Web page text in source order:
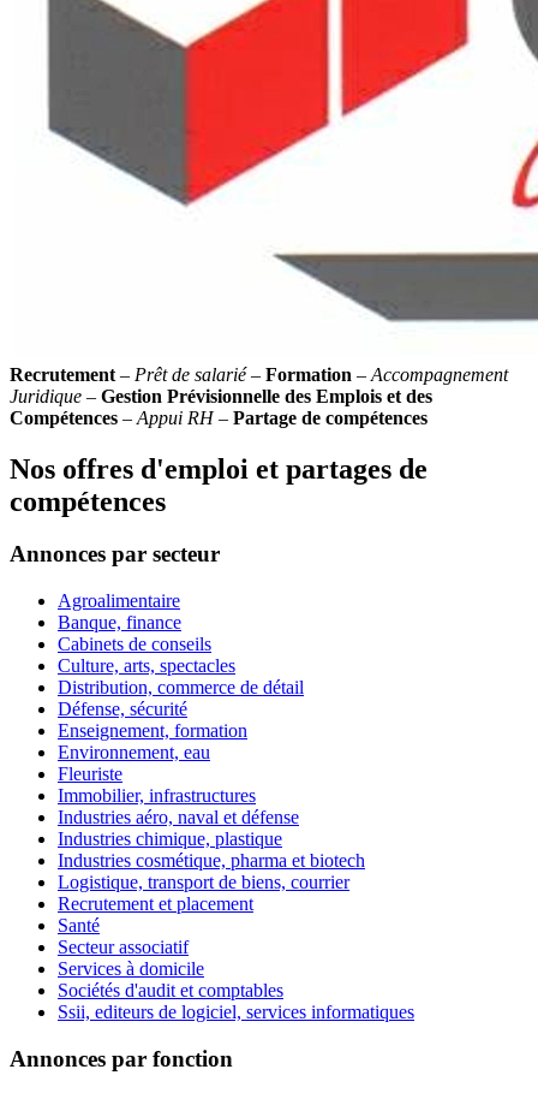
Recrutement – Prêt de salarié– Formation – Accompagnement
Juridique – Gestion Prévisionnelle des Emplois et des
Compétences – Appui RH– Partage de compétences
Nos offres d'emploi et partages de
compétences
Annonces par secteur
Agroalimentaire
Banque, finance
Cabinets de conseils
Culture, arts, spectacles
Distribution, commerce de détail
Défense, sécurité
Enseignement, formation
Environnement, eau
Fleuriste
Immobilier, infrastructures
Industries aéro, naval et défense
Industries chimique, plastique
Industries cosmétique, pharma et biotech
Logistique, transport de biens, courrier
Recrutement et placement
Santé
Secteur associatif
Services à domicile
Sociétés d'audit et comptables
Ssii, editeurs de logiciel, services informatiques
Annonces par fonction